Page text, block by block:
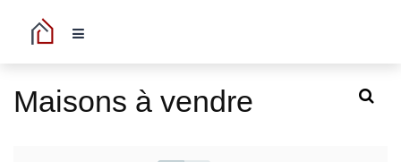
Maisons à vendre